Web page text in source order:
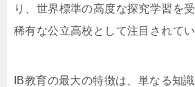
り、世界標準の高度な探究学習を
稀有な公立高校として注目されてい
IB教育の最大の特徴は、単なる知